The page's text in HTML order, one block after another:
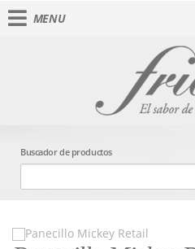
MENU
Buscador de productos